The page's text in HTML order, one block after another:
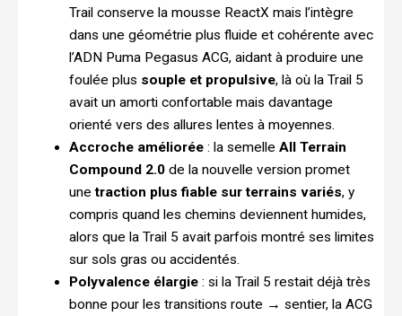
Trail conserve la mousse ReactX mais l’intègre
dans une géométrie plus fluide et cohérente avec
l’ADN Puma Pegasus ACG, aidant à produire une
foulée plus souple et propulsive, là où la Trail 5
avait un amorti confortable mais davantage
orienté vers des allures lentes à moyennes.
Accroche améliorée: la semelle All Terrain
Compound 2.0de la nouvelle version promet
unetraction plus fiable sur terrains variés, y
compris quand les chemins deviennent humides,
alors que la Trail 5 avait parfois montré ses limites
sur sols gras ou accidentés.
Polyvalence élargie: si la Trail 5 restait déjà très
bonne pour les transitions route → sentier, la ACG